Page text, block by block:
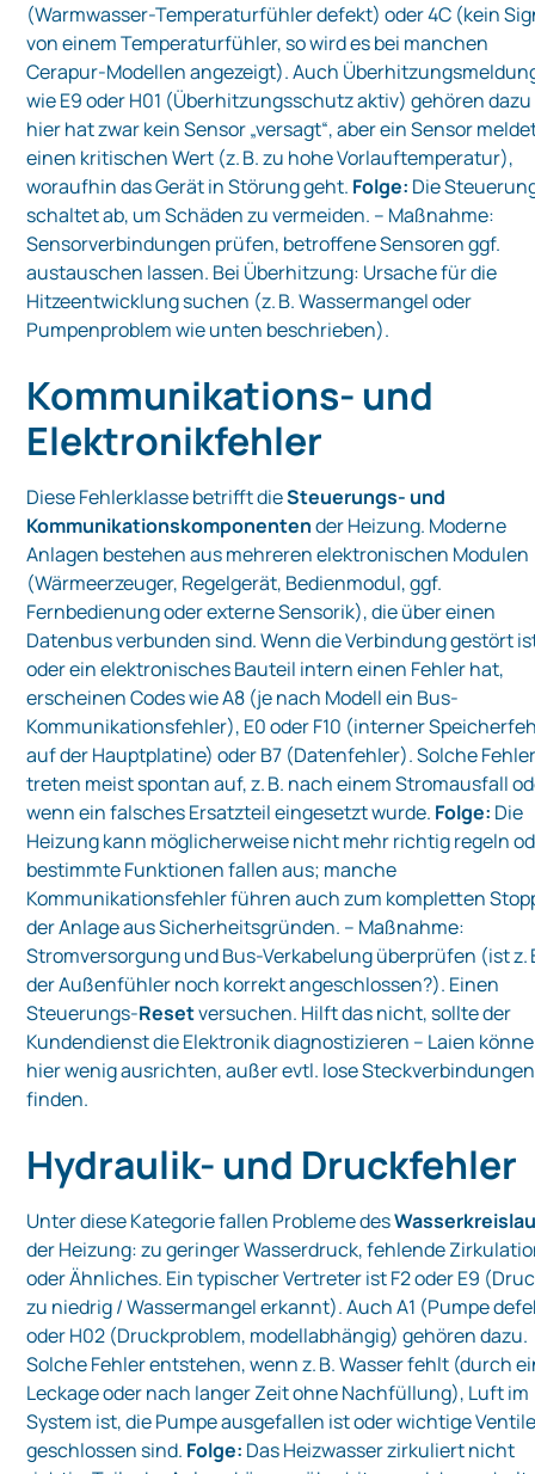
(Warmwasser-Temperaturfühler defekt) oder 4C (kein
von einem Temperaturfühler, so wird es bei manchen
Cerapur-Modellen angezeigt). Auch
wie E9 oder H01 (Überhitzungsschutz aktiv) gehören dazu
hier hat zwar kein Sensor „versagt“, aber ein Sensor
einen kritischen Wert (z. B. zu hohe Vorlauftemperatur),
woraufhin das Gerät in Störung geht. Folge: Die
schaltet ab, um Schäden zu vermeiden. – Maßnahme:
Sensorverbindungen prüfen, betroffene Sensoren ggf.
austauschen lassen. Bei Überhitzung: Ursache für die
Hitzeentwicklung suchen (z. B. Wassermangel oder
Pumpenproblem wie unten beschrieben).
Kommunikations- und
Elektronikfehler
Diese Fehlerklasse betrifft dieSteuerungs- und
Kommunikationskomponentender Heizung. Moderne
Anlagen bestehen aus mehreren elektronischen Modulen
(Wärmeerzeuger, Regelgerät, Bedienmodul, ggf.
Fernbedienung oder externe Sensorik), die über einen
Datenbus verbunden sind. Wenn die Verbindung gestört
oder ein elektronisches Bauteil intern einen Fehler hat,
erscheinen Codes wie A8 (je nach Modell ein Bus-
Kommunikationsfehler), E0 oder F10 (interner
auf der Hauptplatine) oder B7 (Datenfehler). Solche
treten meist spontan auf, z. B. nach einem Stromausfall
wenn ein falsches Ersatzteil eingesetzt wurde. Folge: Die
Heizung kann möglicherweise nicht mehr richtig regeln
bestimmte Funktionen fallen aus; manche
Kommunikationsfehler führen auch zum kompletten
der Anlage aus Sicherheitsgründen. – Maßnahme:
Stromversorgung und Bus-Verkabelung überprüfen (ist z.
der Außenfühler noch korrekt angeschlossen?). Einen
Steuerungs-Resetversuchen. Hilft das nicht, sollte der
Kundendienst die Elektronik diagnostizieren – Laien
hier wenig ausrichten, außer evtl. lose
finden.
Hydraulik- und Druckfehler
Unter diese Kategorie fallen Probleme des
der Heizung: zu geringer Wasserdruck, fehlende
oder Ähnliches. Ein typischer Vertreter ist F2 oder E9
zu niedrig / Wassermangel erkannt). Auch A1 (Pumpe
oder H02 (Druckproblem, modellabhängig) gehören dazu.
Solche Fehler entstehen, wenn z. B. Wasser fehlt (durch
Leckage oder nach langer Zeit ohne Nachfüllung), Luft im
System ist, die Pumpe ausgefallen ist oder wichtige
geschlossen sind. Folge: Das Heizwasser zirkuliert nicht